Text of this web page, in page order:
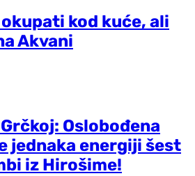
kod kuće, ali
Akvani
Oslobođena
jednaka energiji šest
iz Hirošime!